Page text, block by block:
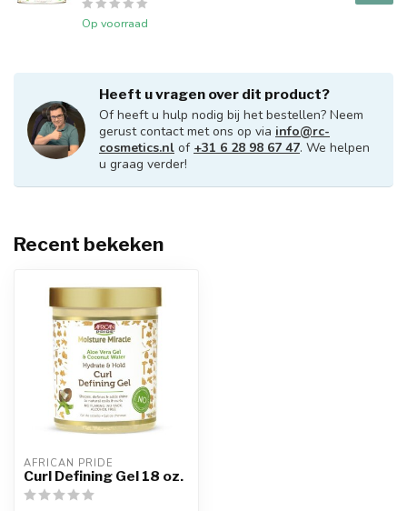
Op voorraad
Heeft u vragen over dit product?
Of heeft u hulp nodig bij het bestellen? Neem
gerust contact met ons op via info@rc-
cosmetics.nl of +31 6 28 98 67 47. We helpen
u graag verder!
Recent bekeken
AFRICAN PRIDE
Curl Defining Gel 18 oz.